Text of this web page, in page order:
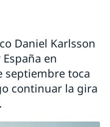
y comercial
Daniel Karlsson
en
septiembre toca
continuar la gira